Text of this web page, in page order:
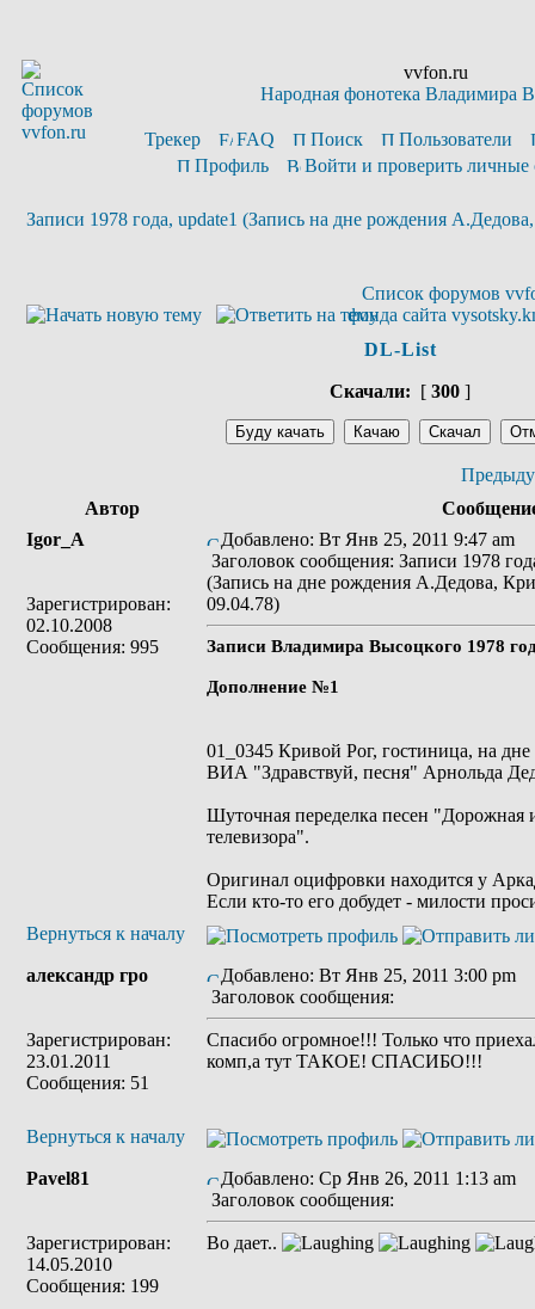
vvfon.ru
Народная фонотека Владимира
Трекер FAQ Поиск
Пользователи
Профиль
Войти и проверить личные
Записи 1978 года, update1 (Запись на дне рождения
Список форумов
фонда сайта
DL-List
Скачали: [ 300 ]
Автор
Igor_A
Зарегистрирован:
02.10.2008
Сообщения: 995
Добавлено: Вт Янв 25, 2011 9:47 am
Заголовок сообщения: Записи 1978
(Запись на дне рождения А.Дедова,
09.04.78)
Записи Владимира Высоцкого 1978
Дополнение №1
01_0345 Кривой Рог, гостиница, на
ВИА "Здравствуй, песня" Арнольда
Шуточная переделка песен "Дорожная
телевизора".
Оригинал оцифровки находится у
Если кто-то его добудет - милости
Вернуться к началу
александр гро
Зарегистрирован:
23.01.2011
Сообщения: 51
Добавлено: Вт Янв 25, 2011 3:00 pm
Заголовок сообщения:
Спасибо огромное!!! Только что
комп,а тут ТАКОЕ! СПАСИБО!!!
Вернуться к началу
Pavel81
Зарегистрирован:
14.05.2010
Сообщения: 199
Добавлено: Ср Янв 26, 2011 1:13 am
Заголовок сообщения:
Во дает..